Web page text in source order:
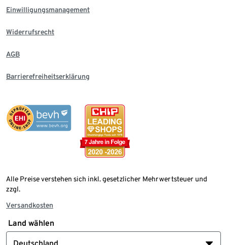
Einwilligungsmanagement
Widerrufsrecht
AGB
Barrierefreiheitserklärung
Alle Preise verstehen sich inkl. gesetzlicher Mehrwertsteuer und
zzgl.
Versandkosten
Land wählen